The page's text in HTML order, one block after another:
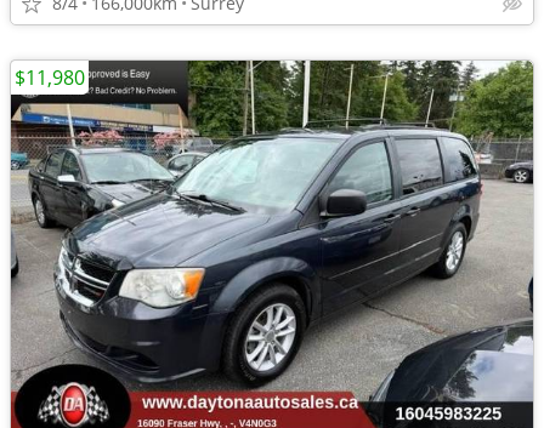
$11,980